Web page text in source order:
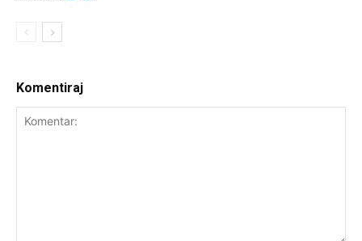
Komentiraj